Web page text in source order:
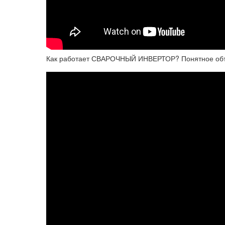
Как работает СВАРОЧНЫЙ ИНВЕРТОР? Понятное